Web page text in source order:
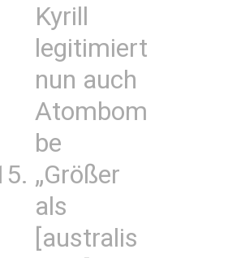
Kyrill
legitimiert
nun auch
Atombom
be
„Größer
als
[australis